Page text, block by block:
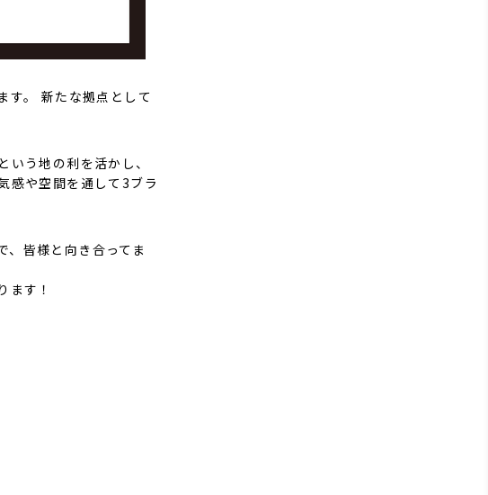
す。 新たな拠点として
う地の利を活かし、
感や空間を通して3ブラ
、皆様と向き合ってま
ます！